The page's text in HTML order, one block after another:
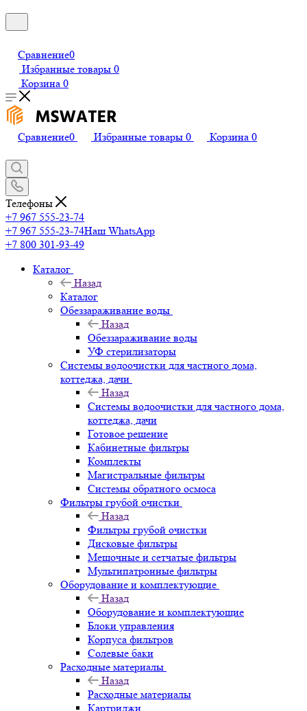
Сравнение0
Избранные товары 0
Корзина 0
Сравнение0 Избранные товары 0 Корзина 0
Телефоны
+7 967 555-23-74
+7 967 555-23-74Наш WhatsApp
+7 800 301-93-49
Каталог
Назад
Каталог
Обеззараживание воды
Назад
Обеззараживание воды
УФ стерилизаторы
Системы водоочистки для частного дома,
коттеджа, дачи
Назад
Системы водоочистки для частного дома,
коттеджа, дачи
Готовое решение
Кабинетные фильтры
Комплекты
Магистральные фильтры
Системы обратного осмоса
Фильтры грубой очистки
Назад
Фильтры грубой очистки
Дисковые фильтры
Мешочные и сетчатые фильтры
Мультипатронные фильтры
Оборудование и комплектующие
Назад
Оборудование и комплектующие
Блоки управления
Корпуса фильтров
Солевые баки
Расходные материалы
Назад
Расходные материалы
Картриджи